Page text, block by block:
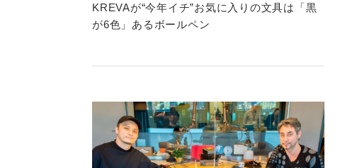
KREVAが“今年イチ”お気に入りの文具は「黒
が6色」あるボールペン